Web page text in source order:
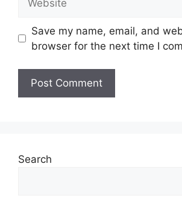
Save my name, email, and
browser for the next time I
Search